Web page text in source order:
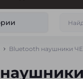
Bluetooth наушники